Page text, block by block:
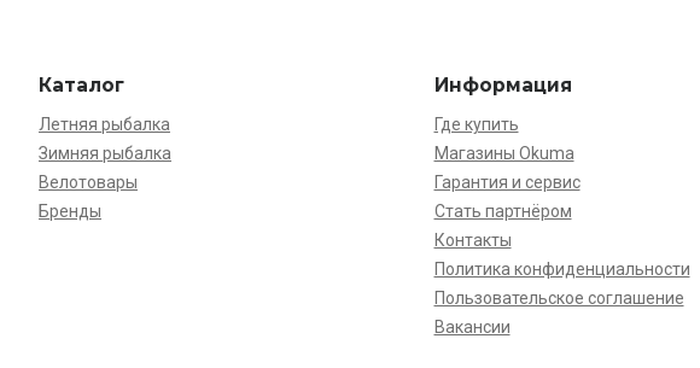
Каталог
Летняя рыбалка
Зимняя рыбалка
Велотовары
Бренды
Информация
Где купить
Магазины Okuma
Гарантия и сервис
Стать партнёром
Контакты
Политика конфиденциальности
Пользовательское соглашение
Вакансии